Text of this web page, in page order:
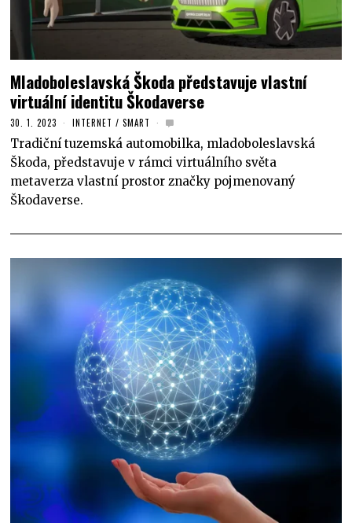
Mladoboleslavská Škoda představuje vlastní
virtuální identitu Škodaverse
30. 1. 2023 INTERNET / SMART
Tradiční tuzemská automobilka, mladoboleslavská
Škoda, představuje v rámci virtuálního světa
metaverza vlastní prostor značky pojmenovaný
Škodaverse.